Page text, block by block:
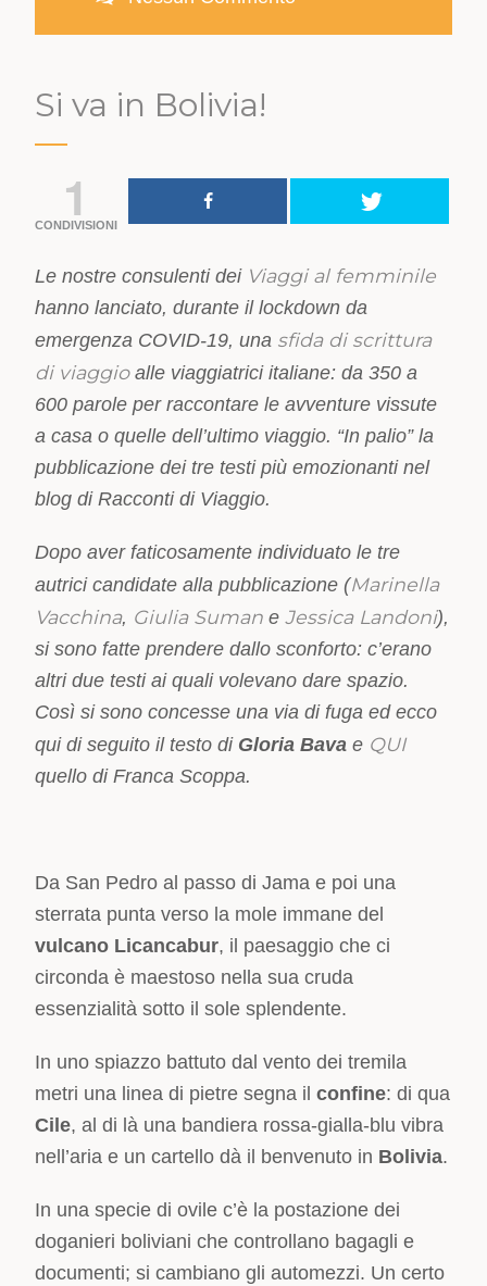
Si va in Bolivia!
1
CONDIVISIONI
Le nostre consulenti dei Viaggi al femminile
hanno lanciato, durante il lockdown da
emergenza COVID-19, una sfida di scrittura
di viaggioalle viaggiatrici italiane: da 350 a
600 parole per raccontare le avventure vissute
a casa o quelle dell’ultimo viaggio. “In palio” la
pubblicazione dei tre testi più emozionanti nel
blog di Racconti di Viaggio.
Dopo aver faticosamente individuato le tre
autrici candidate alla pubblicazione (Marinella
Vacchina, Giulia Suman eJessica Landoni),
si sono fatte prendere dallo sconforto: c’erano
altri due testi ai quali volevano dare spazio.
Così si sono concesse una via di fuga ed ecco
qui di seguito il testo di Gloria Bava e QUI
quello di Franca Scoppa.
Da San Pedro al passo di Jama e poi una
sterrata punta verso la mole immane del
vulcano Licancabur, il paesaggio che ci
circonda è maestoso nella sua cruda
essenzialità sotto il sole splendente.
In uno spiazzo battuto dal vento dei tremila
metri una linea di pietre segna ilconfine: di qua
Cile, al di là una bandiera rossa-gialla-blu vibra
nell’aria e un cartello dà il benvenuto in Bolivia.
In una specie di ovile c’è la postazione dei
doganieri boliviani che controllano bagagli e
documenti; si cambiano gli automezzi. Un certo